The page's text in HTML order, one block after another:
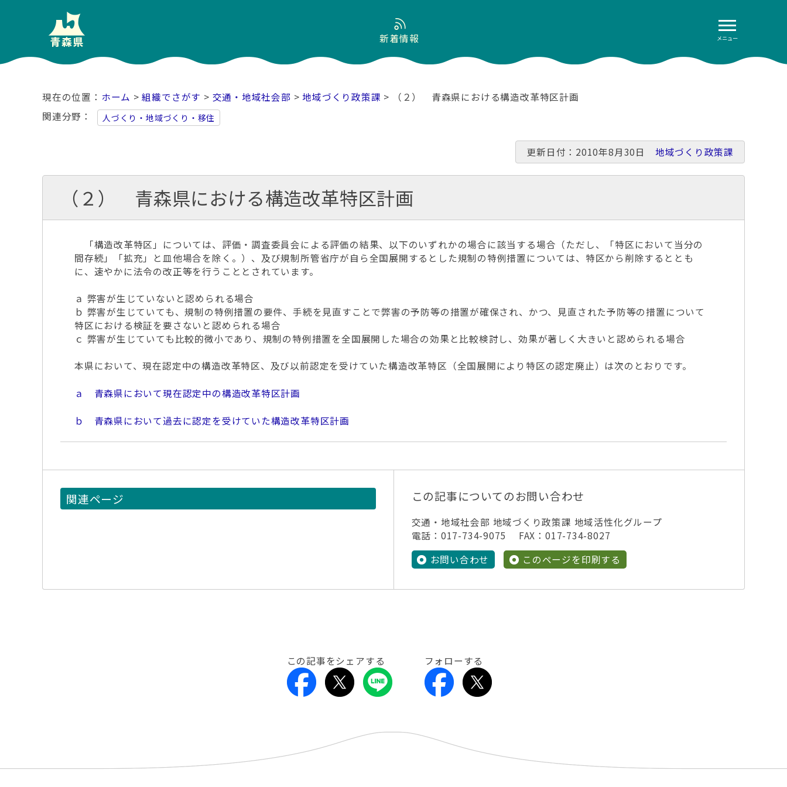
メニュー
新着情報
ホーム >組織でさがす > 交通・地域社会部 >地域づくり政策課 > （２） 青森県における構造改革特区計画
関連分野
人づくり・地域づくり・移住
更新日付：2010年8月30日 地域づくり政策課
（２） 青森県における構造改革特区計画
「構造改革特区」については、評価・調査委員会による評価の結果、以下のいずれかの場合に該当する場合（ただし、「特区において当分の
間存続」「拡充」と皿他場合を除く。）、及び規制所管省庁が自ら全国展開するとした規制の特例措置については、特区から削除するととも
に、速やかに法令の改正等を行うこととされています。
ａ 弊害が生じていないと認められる場合
ｂ 弊害が生じていても、規制の特例措置の要件、手続を見直すことで弊害の予防等の措置が確保され、かつ、見直された予防等の措置について
特区における検証を要さないと認められる場合
ｃ 弊害が生じていても比較的微小であり、規制の特例措置を全国展開した場合の効果と比較検討し、効果が著しく大きいと認められる場合
本県において、現在認定中の構造改革特区、及び以前認定を受けていた構造改革特区（全国展開により特区の認定廃止）は次のとおりです。
ａ 青森県において現在認定中の構造改革特区計画
ｂ 青森県において過去に認定を受けていた構造改革特区計画
関連ページ この記事についてのお問い合わせ
交通・地域社会部 地域づくり政策課 地域活性化グループ
電話：017-734-9075 FAX：017-734-8027
お問い合わせ
このページを印刷する
この記事をシェアする フォローする